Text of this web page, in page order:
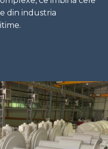
din industria